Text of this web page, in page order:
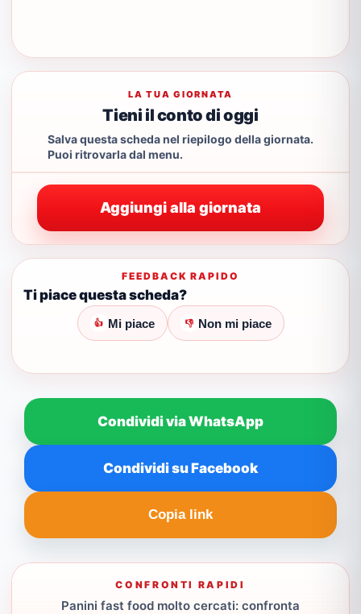
LA TUA GIORNATA
Tieni il conto di oggi
Salva questa scheda nel riepilogo della giornata.
Puoi ritrovarla dal menu.
Aggiungi alla giornata
FEEDBACK RAPIDO
Ti piace questa scheda?
👍 Mi piace 👎 Non mi piace
Condividi via WhatsApp
Condividi su Facebook
Copia link
CONFRONTI RAPIDI
Panini fast food molto cercati: confronta